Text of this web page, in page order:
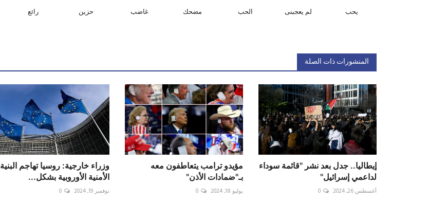
يحب لم يعجبنى الحب مضحك غاضب حزين رائع
المنشورات ذات الصلة
إيطاليا.. جدل بعد نشر "قائمة سوداء
لداعمي إسرائيل"
أغسطس 26, 2024 0
مؤيدو ترامب يتعاطفون معه
بـ"ضمادات الأذن"
يوليو 18, 2024 0
وزراء خارجية: روسيا تهاجم البنية
الأمنية الأوروبية بشكل...
نوفمبر 19, 2024 0